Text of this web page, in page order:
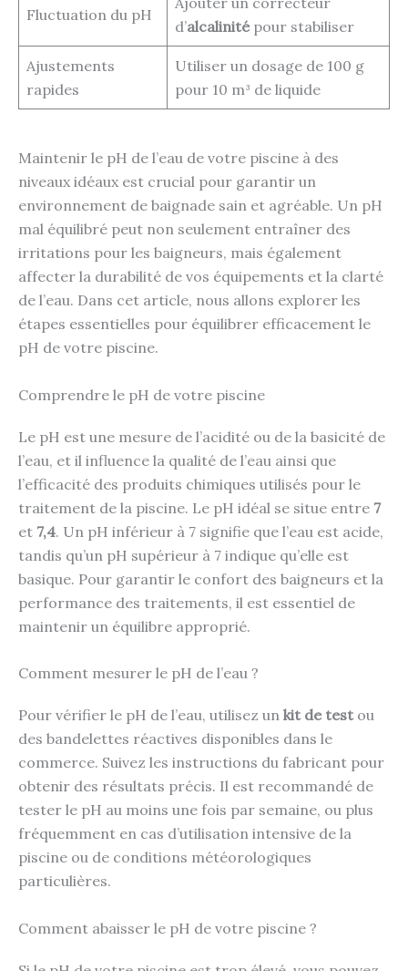
Fluctuation du pH
d’alcalinitépour stabiliser
Ajustements
rapides
Utiliser un dosage de 100 g
pour 10 m³ de liquide
Maintenir le pH de l’eau de votre piscine à des
niveaux idéaux est crucial pour garantir un
environnement de baignade sain et agréable. Un pH
mal équilibré peut non seulement entraîner des
irritations pour les baigneurs, mais également
affecter la durabilité de vos équipements et la clarté
de l’eau. Dans cet article, nous allons explorer les
étapes essentielles pour équilibrer efficacement le
pH de votre piscine.
Comprendre le pH de votre piscine
Le pH est une mesure de l’acidité ou de la basicité de
l’eau, et il influence la qualité de l’eau ainsi que
l’efficacité des produits chimiques utilisés pour le
traitement de la piscine. Le pH idéal se situe entre 7
et 7,4. Un pH inférieur à 7 signifie que l’eau est acide,
tandis qu’un pH supérieur à 7 indique qu’elle est
basique. Pour garantir le confort des baigneurs et la
performance des traitements, il est essentiel de
maintenir un équilibre approprié.
Comment mesurer le pH de l’eau ?
Pour vérifier le pH de l’eau, utilisez un kit de testou
des bandelettes réactives disponibles dans le
commerce. Suivez les instructions du fabricant pour
obtenir des résultats précis. Il est recommandé de
tester le pH au moins une fois par semaine, ou plus
fréquemment en cas d’utilisation intensive de la
piscine ou de conditions météorologiques
particulières.
Comment abaisser le pH de votre piscine ?